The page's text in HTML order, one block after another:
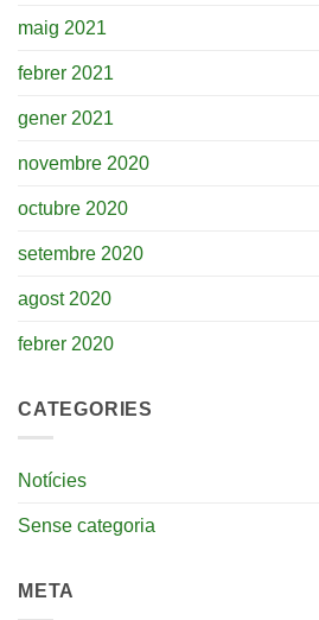
maig 2021
febrer 2021
gener 2021
novembre 2020
octubre 2020
setembre 2020
agost 2020
febrer 2020
CATEGORIES
Notícies
Sense categoria
META